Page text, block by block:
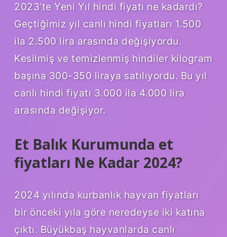
2023’te Yeni Yıl hindi fiyatı ne kadardı?
Geçtiğimiz yıl canlı hindi fiyatları 1.500
ila 2.500 lira arasında değişiyordu.
Kesilmiş ve temizlenmiş hindiler kilogram
başına 300-350 liraya satılıyordu. Bu yıl
canlı hindi fiyatı 3.000 ila 4.000 lira
arasında değişiyor.
Et Balık Kurumunda et
fiyatları Ne Kadar 2024?
2024 yılında kurbanlık hayvan fiyatları
bir önceki yıla göre neredeyse iki katına
çıktı. Büyükbaş hayvanlarda canlı